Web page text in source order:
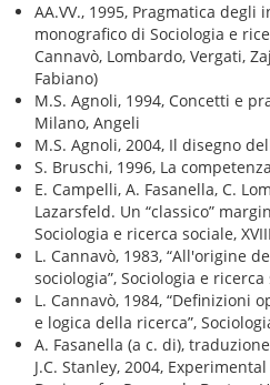
AA.VV., 1995, Pragmatica
monografico di Sociologia e
Cannavò, Lombardo, Vergati,
Fabiano)
M.S. Agnoli, 1994, Concetti e
Milano, Angeli
M.S. Agnoli, 2004, Il disegno
S. Bruschi, 1996, La
E. Campelli, A. Fasanella, C.
Lazarsfeld. Un “classico”
Sociologia e ricerca sociale,
L. Cannavò, 1983, “All'origine
sociologia”, Sociologia e ricerca
L. Cannavò, 1984, “Definizioni
e logica della ricerca”,
A. Fasanella (a c. di),
J.C. Stanley, 2004,